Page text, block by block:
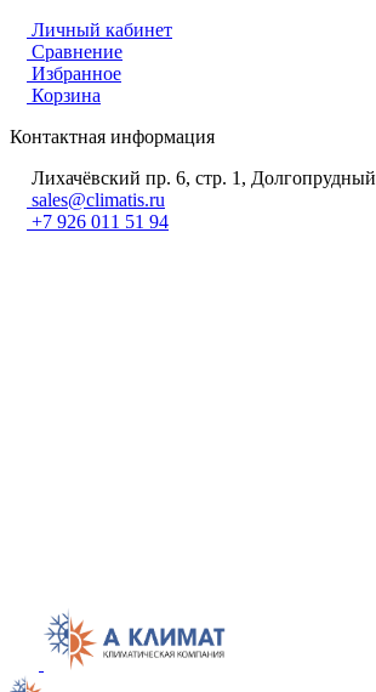
Личный кабинет
Сравнение
Избранное
Корзина
Контактная информация
Лихачёвский пр. 6, стр. 1, Долгопрудный
sales@climatis.ru
+7 926 011 51 94